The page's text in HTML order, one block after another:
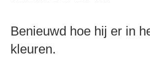
Benieuwd hoe hij er in
kleuren.